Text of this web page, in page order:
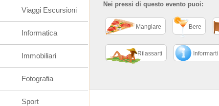
Nei pressi di questo evento puoi:
Mangiare Bere
Rilassarti Informarti
Viaggi Escursioni
Informatica
Immobiliari
Fotografia
Sport